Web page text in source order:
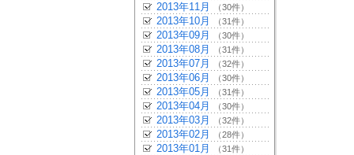
2013年11月 （30件）
2013年10月 （31件）
2013年09月 （30件）
2013年08月 （31件）
2013年07月 （32件）
2013年06月 （30件）
2013年05月 （31件）
2013年04月 （30件）
2013年03月 （32件）
2013年02月 （28件）
2013年01月 （31件）